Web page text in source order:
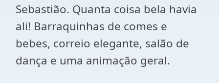
Sebastião. Quanta coisa bela havia
ali! Barraquinhas de comes e
bebes, correio elegante, salão de
dança e uma animação geral.